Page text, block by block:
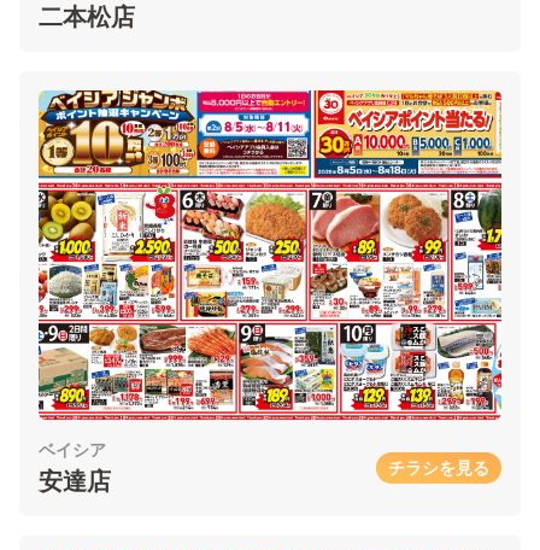
二本松店
ベイシア
安達店 チラシを見る